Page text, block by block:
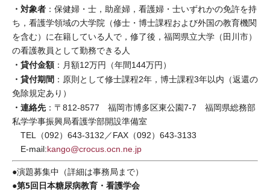
・対象者 ：保健婦・士，助産婦，看護婦・士いずれかの免許を持
ち，看護学領域の大学院（修士・博士課程および外国の教育機関
を含む）に在籍している人で，修了後，福岡県立大学（田川市）
の看護教員として勤務できる人
・貸付金額：月額12万円（年間144万円）
・貸付期間 ：原則として修士課程2年，博士課程3年以内（返還の
免除規定あり）
・連絡先：〒812-8577 福岡市博多区東公園7-7 福岡県総務部
私学学事振興局看護学部開設準備室
TEL（092）643-3132／FAX（092）643-3133
E-mail:kango@crocus.ocn.ne.jp
●演題募集中（詳細は事務局まで）
●第5回日本糖尿病教育・看護学会